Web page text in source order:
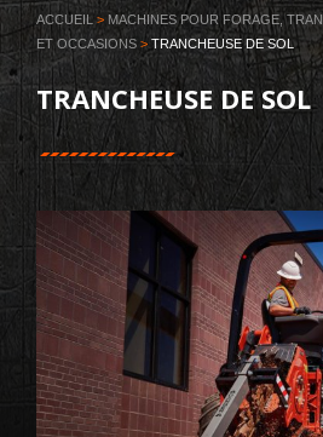
LA SOCIÉTÉ
MACHINES
SERVICES
VOS MÉTIERS
BLOG
CONTACT
ACCUEIL > MACHINES POUR FORAGE,
ET OCCASIONS > TRANCHEUSE DE SOL
TRANCHEUSE DE SOL